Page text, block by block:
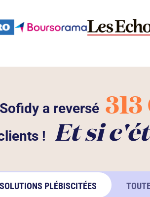
a reversé
! Et si
SOLUTIONS PLÉBISCITÉES